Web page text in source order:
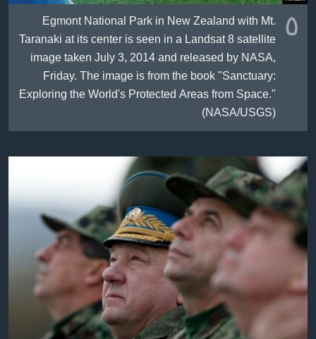
٥ Egmont National Park in New Zealand with Mt.
Taranaki at its center is seen in a Landsat 8 satellite
image taken July 3, 2014 and released by NASA,
Friday. The image is from the book "Sanctuary:
Exploring the World's Protected Areas from Space."
(NASA/USGS)